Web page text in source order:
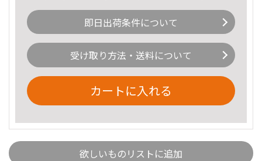
即日出荷条件について
受け取り方法・送料について
カートに入れる
欲しいものリストに追加